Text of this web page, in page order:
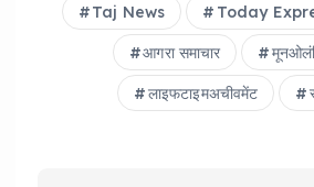
Taj News Today
आगरा समाचार
लाइफटाइमअचीवमेंट